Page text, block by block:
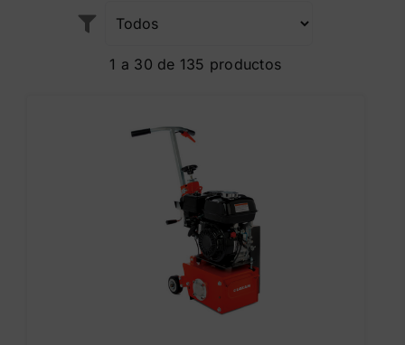
1 a 30 de 135 productos